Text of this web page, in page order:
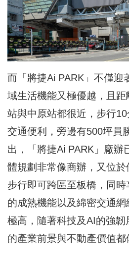
而「將捷Ai PARK」不僅迎
域生活機能又極優越，且
站與中原站都很近，步行10
交通便利，旁邊有500坪員
出，「將捷Ai PARK」廠辦
體規劃非常像商辦，又位於
步行即可跨區至板橋，同
的成熟機能以及綿密交通
極高，隨著科技及AI的強
的產業前景與不動產價值都